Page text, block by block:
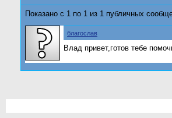
Показано с 1 по 1 из 1 публичных
благослав
Влад привет,готов тебе